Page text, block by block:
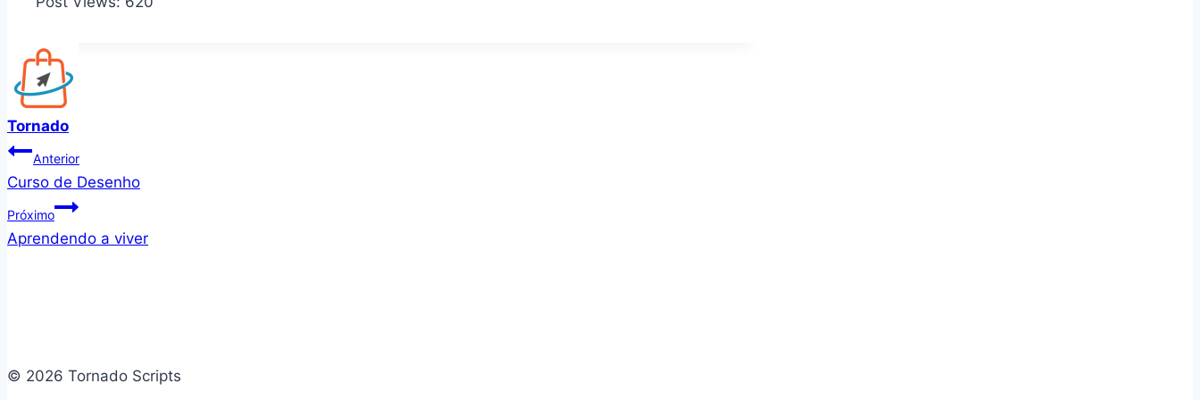
Tornado
Navegação
de
Post
Anterior
Curso de Desenho
Próximo
Aprendendo a viver
© 2026 Tornado Scripts